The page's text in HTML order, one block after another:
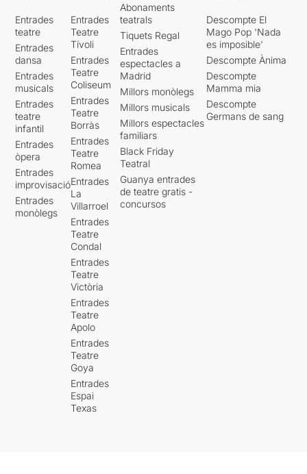
Entrades
teatre
Entrades
dansa
Entrades
musicals
Entrades
teatre
infantil
Entrades
òpera
Entrades
improvisació
Entrades
monòlegs
Entrades
Teatre
Tívoli
Entrades
Teatre
Coliseum
Entrades
Teatre
Borràs
Entrades
Teatre
Romea
Entrades
La
Villarroel
Entrades
Teatre
Condal
Entrades
Teatre
Victòria
Entrades
Teatre
Apolo
Entrades
Teatre
Goya
Entrades
Espai
Texas
Abonaments
teatrals
Tiquets Regal
Entrades
espectacles a
Madrid
Millors monòlegs
Millors musicals
Millors espectacles
familiars
Black Friday
Teatral
Guanya entrades
de teatre gratis -
concursos
Descompte El
Mago Pop 'Nada
es imposible'
Descompte Ànima
Descompte
Mamma mia
Descompte
Germans de sang